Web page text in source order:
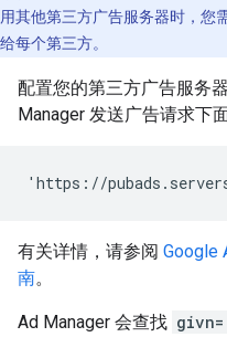
用其他第三方广告服务器时，您
给每个第三方。
配置您的第三方广告服务
Manager 发送广告请求下
'https://
有关详情，请参阅 Google
南。
Ad Manager 会查找 givn=